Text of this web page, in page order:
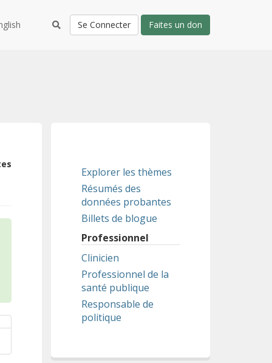
Se Connecter Faites un don
Explorer les thèmes
Résumés des
données probantes
Billets de blogue
Professionnel
Clinicien
Professionnel de la
santé publique
Responsable de
politique